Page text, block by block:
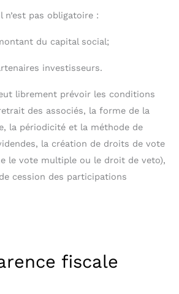
n’est pas obligatoire :
du capital social;
investisseurs.
librement prévoir les conditions
des associés, la forme de la
la périodicité et la méthode de
la création de droits de vote
le vote multiple ou le droit de veto),
cession des participations
fiscale